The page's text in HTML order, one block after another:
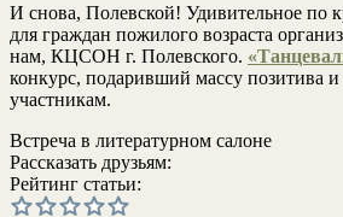
И снова, Полевской! Удивительное по
для граждан пожилого возраста
нам, КЦСОН г. Полевского.
конкурс, подаривший массу позитива и
участникам.
Встреча в литературном салоне
Рассказать друзьям:
Рейтинг статьи: